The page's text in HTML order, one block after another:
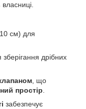
власниці.
см) для
зберігання дрібних
, що
простір.
забезпечує